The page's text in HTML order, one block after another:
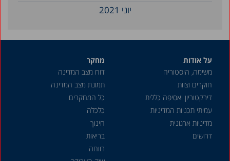
יוני 2021
על אודות
משימה, היסטוריה
חוקרים וצוות
דירקטוריון ואסיפה כללית
עמיתי תכניות המדיניות
מדיניות ארגונית
דרושים
מחקר
דוח מצב המדינה
תמונת מצב המדינה
כל המחקרים
כלכלה
חינוך
בריאות
רווחה